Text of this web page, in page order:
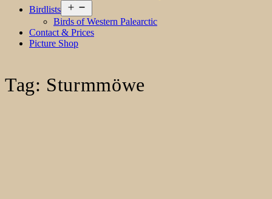
Birdlists
menu
Birds of Western Palearctic
Contact & Prices
Picture Shop
Tag: Sturmmöwe